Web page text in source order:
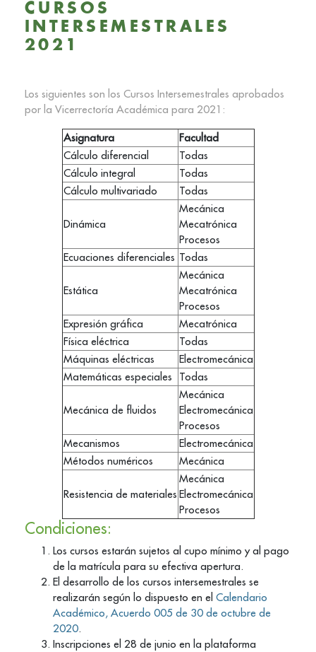
CURSOS
INTERSEMESTRALES
2021
Los siguientes son los Cursos Intersemestrales aprobados
por la Vicerrectoría Académica para 2021:
Asignatura
Facultad
Cálculo diferencial
Todas
Cálculo integral
Todas
Cálculo multivariado
Todas
Dinámica
Mecánica
Mecatrónica
Procesos
Ecuaciones diferenciales Todas
Estática
Mecánica
Mecatrónica
Procesos
Expresión gráfica
Mecatrónica
Física eléctrica
Todas
Máquinas eléctricas
Electromecánica
Matemáticas especiales
Todas
Mecánica de fluidos
Mecánica
Electromecánica
Procesos
Mecanismos
Electromecánica
Métodos numéricos
Mecánica
Resistencia de materiales
Mecánica
Electromecánica
Procesos
Condiciones:
Los cursos estarán sujetos al cupo mínimo y al pago
de la matrícula para su efectiva apertura.
El desarrollo de los cursos intersemestrales se
realizarán según lo dispuesto en el Calendario
Académico, Acuerdo 005 de 30 de octubre de
2020.
Inscripciones el 28 de junio en la plataforma